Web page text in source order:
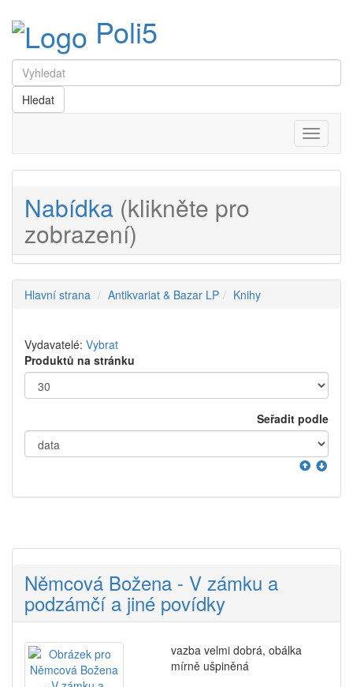
Poli5
Menu
Nabídka (klikněte pro
zobrazení)
Hlavní strana Antikvariat & Bazar LP Knihy
Vydavatelé: Vybrat
Produktů na stránku
Seřadit podle
Němcová Božena - V zámku a
podzámčí a jiné povídky
vazba velmi dobrá, obálka
mírně ušpiněná